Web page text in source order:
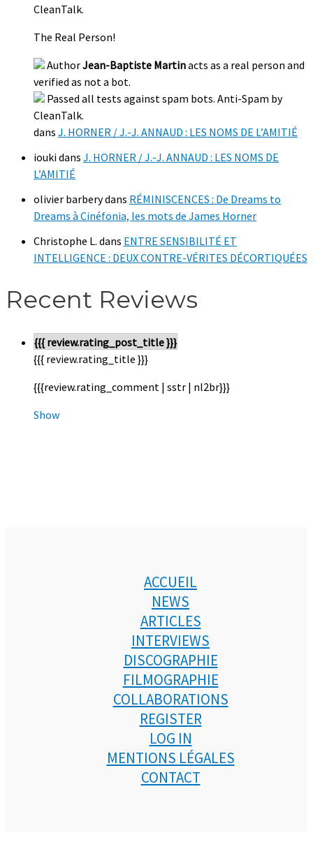
CleanTalk.
The Real Person!
AuthorJean-Baptiste Martinacts as a real person and
verified as not a bot.
Passed all tests against spam bots. Anti-Spam by
CleanTalk.
dans J. HORNER / J.-J. ANNAUD : LES NOMS DE L’AMITIÉ
ioukidans J. HORNER / J.-J. ANNAUD : LES NOMS DE
L’AMITIÉ
olivier barberydans RÉMINISCENCES : De Dreams to
Dreams à Cinéfonia, les mots de James Horner
Christophe L. dans ENTRE SENSIBILITÉ ET
INTELLIGENCE : DEUX CONTRE-VÉRITES DÉCORTIQUÉES
Recent Reviews
{{{ review.rating_post_title }}}
{{{ review.rating_title }}}
{{{review.rating_comment | sstr | nl2br}}}
Show
ACCUEIL
NEWS
ARTICLES
INTERVIEWS
DISCOGRAPHIE
FILMOGRAPHIE
COLLABORATIONS
REGISTER
LOG IN
MENTIONS LÉGALES
CONTACT